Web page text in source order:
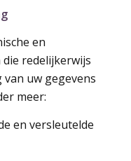
en
redelijkerwijs
uw gegevens
meer:
en versleutelde